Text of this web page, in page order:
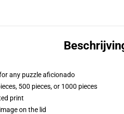
any puzzle aficionado
500 pieces, or 1000 pieces
print
on the lid